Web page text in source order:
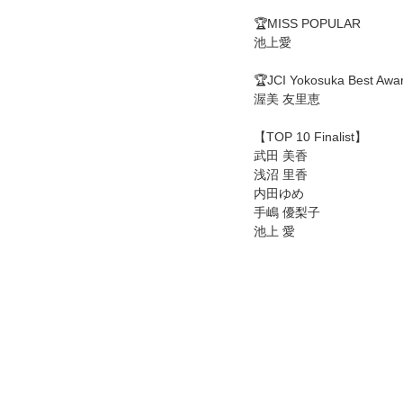
🏆MISS POPULAR
池上愛
🏆JCI Yokosuka Best
渥美 友里恵
【TOP 10 Finalist】
武田 美香
浅沼 里香
内田ゆめ
手嶋 優梨子
池上 愛